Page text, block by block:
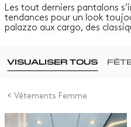
Les tout derniers pantalons
tendances pour un look
palazzo aux cargo, des
VISUALISER TOUS
Vêtements Femme